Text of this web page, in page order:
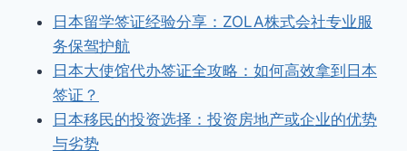
日本留学签证经验分享：ZOLA株式会社专业服
务保驾护航
日本大使馆代办签证全攻略：如何高效拿到日本
签证？
日本移民的投资选择：投资房地产或企业的优势
与劣势